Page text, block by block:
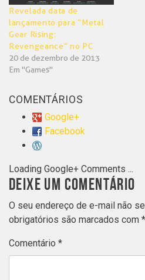
Revelada data de
lançamento para “Metal
Gear Rising:
Revengeance” no PC
20 de dezembro de 2013
Em "Games"
COMENTÁRIOS
Google+
Facebook
Loading Google+ Comments ...
DEIXE UM COMENTÁRIO
O seu endereço de e-mail não
obrigatórios são marcados com *
Comentário *